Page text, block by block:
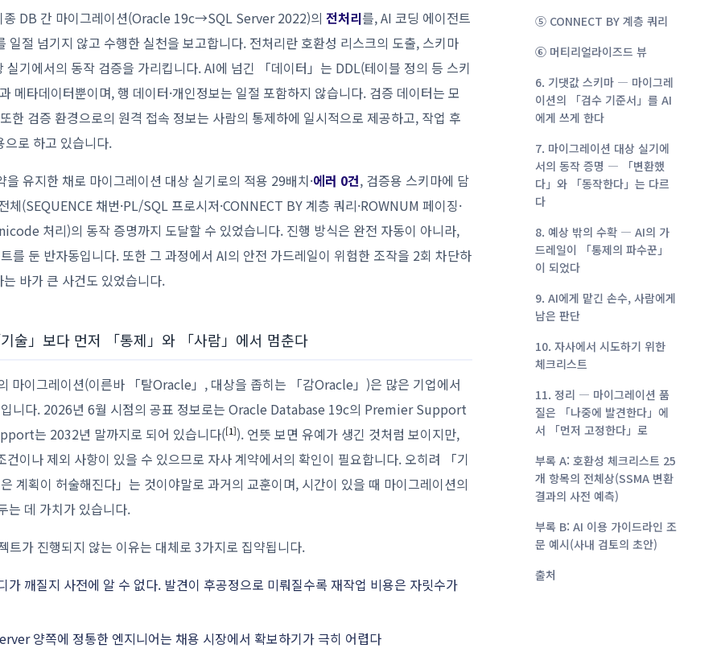
종 DB 간 마이그레이션(Oracle 19c→SQL Server 2022)의전처리를, AI 코딩 에이전트
절 넘기지 않고 수행한 실천을 보고합니다. 전처리란 호환성 리스크의 도출, 스키마
실기에서의 동작 검증을 가리킵니다. AI에 넘긴 「데이터」는 DDL(테이블 정의 등 스키
메타데이터뿐이며, 행 데이터·개인정보는 일절 포함하지 않습니다. 검증 데이터는 모
한 검증 환경으로의 원격 접속 정보는 사람의 통제하에 일시적으로 제공하고, 작업 후
로 하고 있습니다.
유지한 채로 마이그레이션 대상 실기로의 적용 29배치·에러 0건, 검증용 스키마에 담
(SEQUENCE 채번·PL/SQL 프로시저·CONNECT BY 계층 쿼리·ROWNUM 페이징·
처리)의 동작 증명까지 도달할 수 있었습니다. 진행 방식은 완전 자동이 아니라,
를 둔 반자동입니다. 또한 그 과정에서 AI의 안전 가드레일이 위험한 조작을 2회 차단하
바가 큰 사건도 있었습니다.
술」보다 먼저 「통제」와 「사람」에서 멈춘다
마이그레이션(이른바 「탈Oracle」, 대상을 좁히는 「감Oracle」)은 많은 기업에서
입니다. 2026년 6월 시점의 공표 정보로는 Oracle Database 19c의 Premier Support
는 2032년 말까지로 되어 있습니다([1]). 언뜻 보면 유예가 생긴 것처럼 보이지만,
건이나 제외 사항이 있을 수 있으므로 자사 계약에서의 확인이 필요합니다. 오히려 「기
계획이 허술해진다」는 것이야말로 과거의 교훈이며, 시간이 있을 때 마이그레이션의
는 데 가치가 있습니다.
트가 진행되지 않는 이유는 대체로 3가지로 집약됩니다.
깨질지 사전에 알 수 없다. 발견이 후공정으로 미뤄질수록 재작업 비용은 자릿수가
양쪽에 정통한 엔지니어는 채용 시장에서 확보하기가 극히 어렵다
⑤ CONNECT BY 계층 쿼리
⑥ 머티리얼라이즈드 뷰
6. 기댓값 스키마 ― 마이그레
이션의 「검수 기준서」를 AI
에게 쓰게 한다
7. 마이그레이션 대상 실기에
서의 동작 증명 ― 「변환했
다」와 「동작한다」는 다르
다
8. 예상 밖의 수확 ― AI의 가
드레일이 「통제의 파수꾼」
이 되었다
9. AI에게 맡긴 손수, 사람에게
남은 판단
10. 자사에서 시도하기 위한
체크리스트
11. 정리 ― 마이그레이션 품
질은 「나중에 발견한다」에
서 「먼저 고정한다」로
부록 A: 호환성 체크리스트 25
개 항목의 전체상(SSMA 변환
결과의 사전 예측)
부록 B: AI 이용 가이드라인 조
문 예시(사내 검토의 초안)
출처